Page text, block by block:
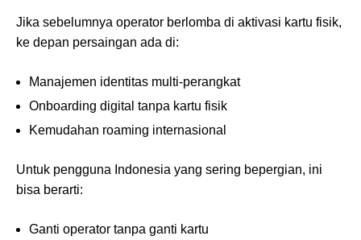
Jika sebelumnya operator berlomba di aktivasi kartu fisik,
ke depan persaingan ada di:
Manajemen identitas multi-perangkat
Onboarding digital tanpa kartu fisik
Kemudahan roaming internasional
Untuk pengguna Indonesia yang sering bepergian, ini
bisa berarti:
Ganti operator tanpa ganti kartu